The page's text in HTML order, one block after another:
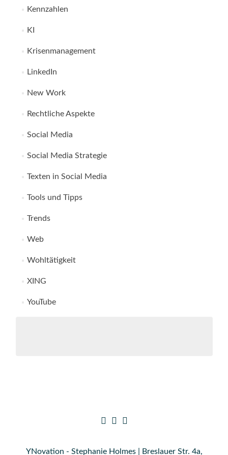
Kennzahlen
KI
Krisenmanagement
LinkedIn
New Work
Rechtliche Aspekte
Social Media
Social Media Strategie
Texten in Social Media
Tools und Tipps
Trends
Web
Wohltätigkeit
XING
YouTube
YNovation - Stephanie Holmes | Breslauer Str. 4a,